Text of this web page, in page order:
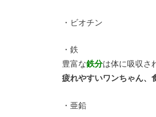
・ビオチン
・鉄
豊富な鉄分は体に吸収さ
疲れやすいワンちゃん、
・亜鉛